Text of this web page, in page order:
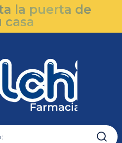
la puerta de
casa